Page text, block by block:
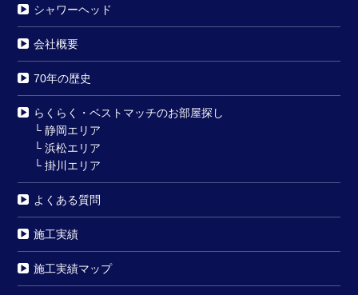
シャワーヘッド
会社概要
70年の歴史
らくらく・ベストマッチのお部屋探し
└静岡エリア
└浜松エリア
└掛川エリア
よくある質問
施工実績
施工実績マップ